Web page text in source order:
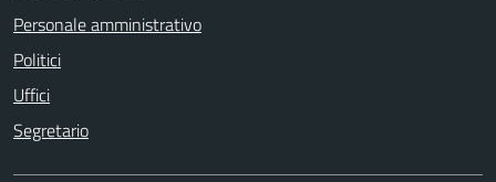
Personale amministrativo
Politici
Uffici
Segretario